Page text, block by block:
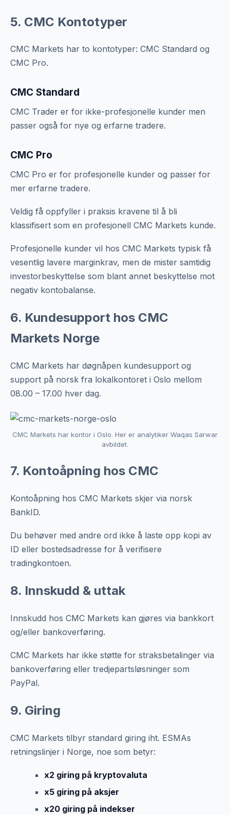
5. CMC Kontotyper
CMC Markets har to kontotyper: CMC Standard og
CMC Pro.
CMC Standard
CMC Trader er for ikke-profesjonelle kunder men
passer også for nye og erfarne tradere.
CMC Pro
CMC Pro er for profesjonelle kunder og passer for
mer erfarne tradere.
Veldig få oppfyller i praksis kravene til å bli
klassifisert som en profesjonell CMC Markets kunde.
Profesjonelle kunder vil hos CMC Markets typisk få
vesentlig lavere marginkrav, men de mister samtidig
investorbeskyttelse som blant annet beskyttelse mot
negativ kontobalanse.
6. Kundesupport hos CMC
Markets Norge
CMC Markets har døgnåpen kundesupport og
support på norsk fra lokalkontoret i Oslo mellom
08.00 – 17.00 hver dag.
CMC Markets har kontor i Oslo. Her er analytiker Waqas Sarwar
avbildet.
7. Kontoåpning hos CMC
Kontoåpning hos CMC Markets skjer via norsk
BankID.
Du behøver med andre ord ikke å laste opp kopi av
ID eller bostedsadresse for å verifisere
tradingkontoen.
8. Innskudd & uttak
Innskudd hos CMC Markets kan gjøres via bankkort
og/eller bankoverføring.
CMC Markets har ikke støtte for straksbetalinger via
bankoverføring eller tredjepartsløsninger som
PayPal.
9. Giring
CMC Markets tilbyr standard giring iht. ESMAs
retningslinjer i Norge, noe som betyr:
x2 giring på kryptovaluta
x5 giring på aksjer
x20 giring på indekser